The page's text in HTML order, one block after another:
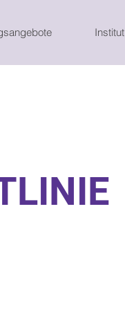
Institut